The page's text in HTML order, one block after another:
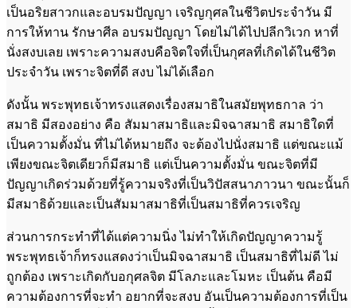
เป็นอริยสาวกและอบรมปัญญา เจริญกุศลในชีวิตประจำวัน มี
การให้ทาน รักษาศีล อบรมปัญญา โดยไม่ได้ไปปลีกวิเวก หาที่
นั่งสงบเลย เพราะความสงบคือจิตใจที่เป็นกุศลที่เกิดได้ในชีวิต
ประจำวัน เพราะจิตที่ดี สงบ ไม่ได้เลือก
ดังนั้น พระพุทธเจ้าทรงแสดงเรื่องสมาธิในสมัยพุทธกาล ว่า
สมาธิ มีสองอย่าง คือ สัมมาสมาธิและมิจฉาสมาธิ สมาธิใดที่
เป็นความตั้งมั่น ที่ไม่ได้หมายถึง จะต้องไปนั่งสมาธิ แต่ขณะแม้
เพียงขณะจิตเดียวก็มีสมาธิ แต่เป็นความตั้งมั่น ขณะจิตที่มี
ปัญญาเกิดร่วมด้วยที่รู้ความจริงที่เป็นวิปัสสนาภาวนา ขณะนั้นก็
มีสมาธิด้วยและเป็นสัมมาสมาธิที่เป็นสมาธิที่ควรเจริญ
ส่วนการกระทำที่ได้แต่ความนิ่ง ไม่ทำให้เกิดปัญญาความรู้
พระพุทธเจ้าก็ทรงแสดงว่าเป็นมิจฉาสมาธิ เป็นสมาธิที่ไม่ดี ไม่
ถูกต้อง เพราะเกิดกับอกุศลจิต มีโลภะและโมหะ เป็นต้น คือมี
ความต้องการที่จะทำ อยากที่จะสงบ อันเป็นความต้องการที่เป็น